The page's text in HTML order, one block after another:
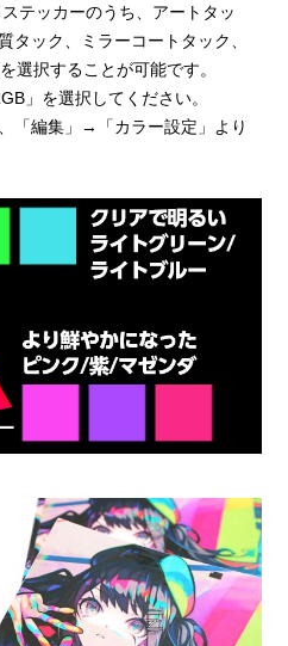
テッカーのうち、アートタッ
タック、ミラーコートタック、
選択することが可能です。
」を選択してください。
「編集」→「カラー設定」より